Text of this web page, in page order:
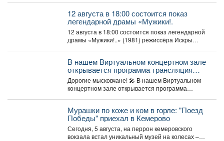
12 августа в 18:00 состоится показ
легендарной драмы «Мужики!.
12 августа в 18:00 состоится показ легендарной
драмы «Мужики!..» (1981) режиссёра Искры
В нашем Виртуальном концертном зале
открывается программа трансляция
концерта-караоке «Споём любимое и
родное»!
Дорогие мысковчане! 🎤 В нашем Виртуальном
концертном зале открывается программа
Мурашки по коже и ком в горле: "Поезд
Победы" приехал в Кемерово
Сегодня, 5 августа, на перрон кемеровского
вокзала встал уникальный музей на колесах –